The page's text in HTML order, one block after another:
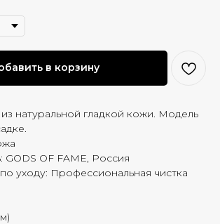
в корзину
натуральной гладкой кожи. Модель
GODS OF FAME, Россия
уходу: Профессиональная чистка